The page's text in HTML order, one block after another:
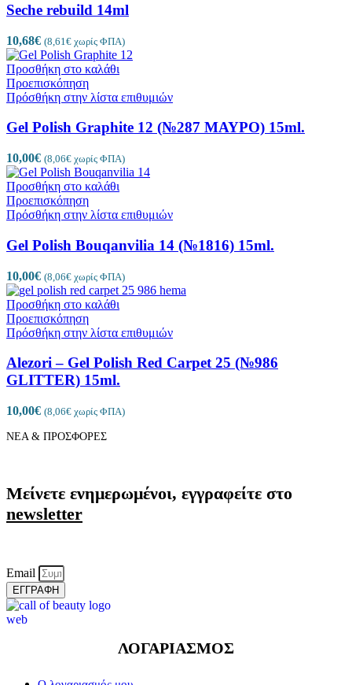
Seche rebuild 14ml
10,68€ (8,61 € χωρίς ΦΠΑ)
Προσθήκη στο καλάθι
Προεπισκόπηση
Πρόσθήκη στην λίστα επιθυμιών
Gel Polish Graphite 12 (№287 ΜΑΥΡΟ) 15ml.
10,00€ (8,06€ χωρίς ΦΠΑ)
Προσθήκη στο καλάθι
Προεπισκόπηση
Πρόσθήκη στην λίστα επιθυμιών
Gel Polish Bouqanvilia 14 (№1816) 15ml.
10,00€ (8,06€ χωρίς ΦΠΑ)
Προσθήκη στο καλάθι
Προεπισκόπηση
Πρόσθήκη στην λίστα επιθυμιών
Alezori – Gel Polish Red Carpet 25 (№986
GLITTER) 15ml.
10,00€ (8,06€ χωρίς ΦΠΑ)
ΝΕΑ & ΠΡΟΣΦΟΡΕΣ
Μείνετε ενημερωμένοι, εγγραφείτε στο
newsletter
Email
ΕΓΓΡΑΦΗ
ΛΟΓΑΡΙΑΣΜΟΣ